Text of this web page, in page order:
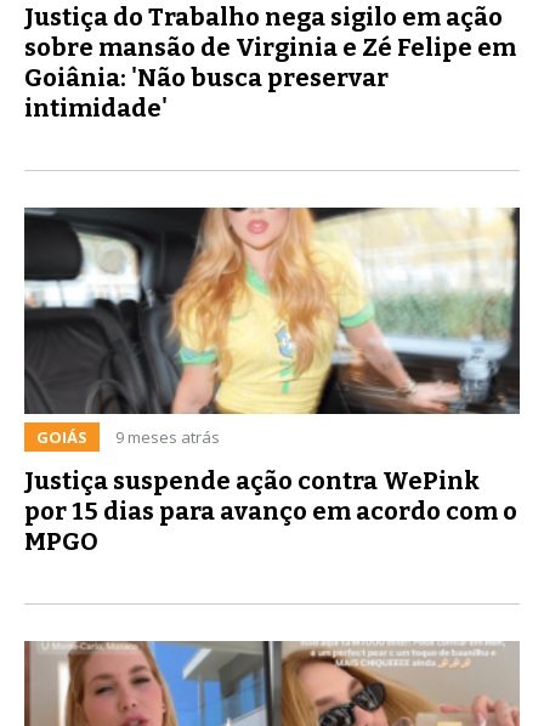
Justiça do Trabalho nega sigilo em ação
sobre mansão de Virginia e Zé Felipe em
Goiânia: 'Não busca preservar
intimidade'
GOIÁS 9 meses atrás
Justiça suspende ação contra WePink
por 15 dias para avanço em acordo com o
MPGO